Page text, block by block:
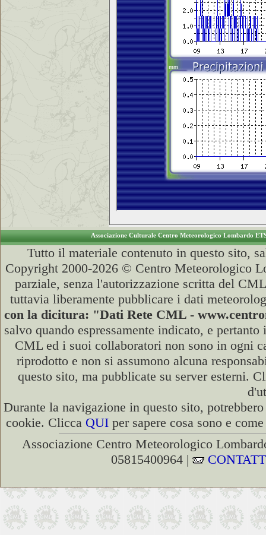
Associazione Culturale Centro Meteorologico Lombardo
Tutto il materiale contenuto in questo sito,
Copyright 2000-2026 © Centro Meteorologico
parziale, senza l'autorizzazione scritta del
tuttavia liberamente pubblicare i dati
con la dicitura: "Dati Rete CML -
salvo quando espressamente indicato, e
CML ed i suoi collaboratori non sono in ogni
riprodotto e non si assumono alcuna
questo sito, ma pubblicate su server esterni.
Durante la navigazione in questo sito,
cookie. Clicca QUI per sapere cosa sono e
Associazione Centro Meteorologico
05815400964 |